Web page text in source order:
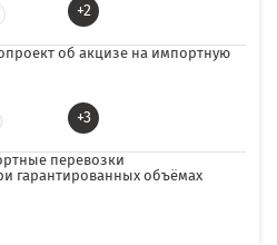
+2
об акцизе на импортную
+3
перевозки
гарантированных объёмах